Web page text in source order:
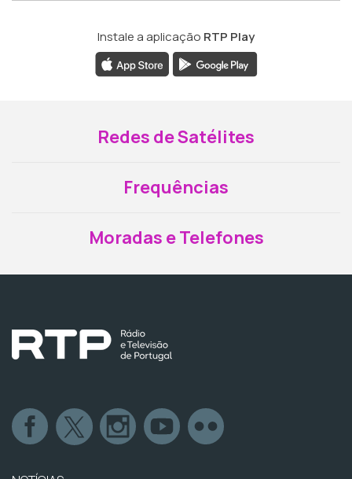
Instale a aplicação RTP Play
Redes de Satélites
Frequências
Moradas e Telefones